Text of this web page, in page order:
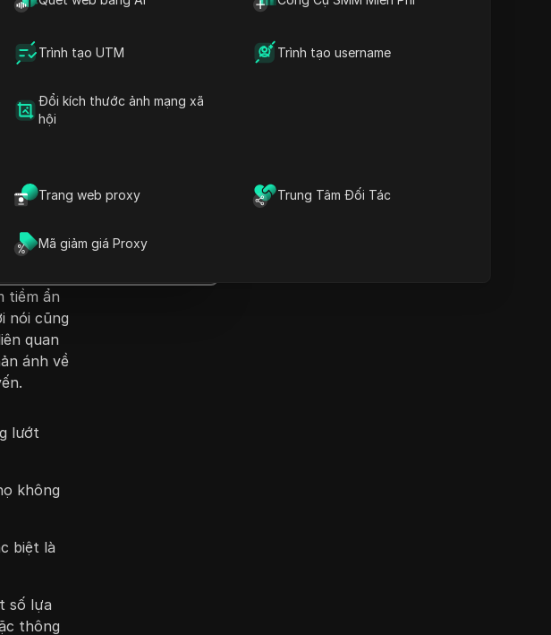
Trình tạo UTM Trình tạo username
Đổi kích thước ảnh mạng xã
hội
Trang web proxy Trung Tâm Đối Tác
Mã giảm giá Proxy
Mở trong ChatGPT
Đặt câu hỏi về trang này
Mở trong Claude
Đặt câu hỏi về trang này
họ
họ có
Họ
trên
các món
tiềm ẩn
nói cũng
quan
ánh về
lướt
không
biệt là
số lựa
thông
Thông tin quan trọng
Từ khóa nội dung
Các câu hỏi và trả lời liên
Thêm gợi ý video
quản lý nhiều tài khoản một
cách an toàn và tránh bị cấm